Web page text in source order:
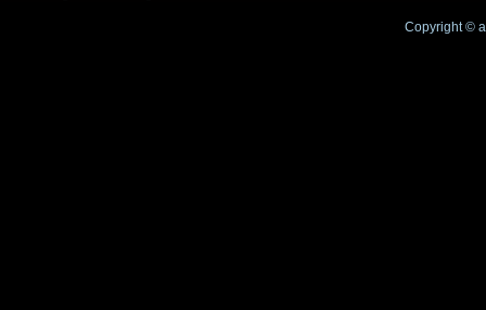
Copyright ©